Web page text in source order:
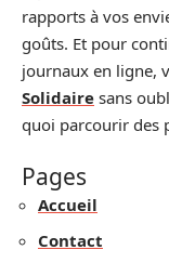
rapports à vos
goûts. Et pour
journaux en ligne,
Solidaire sans
quoi parcourir des
Pages
Accueil
Contact